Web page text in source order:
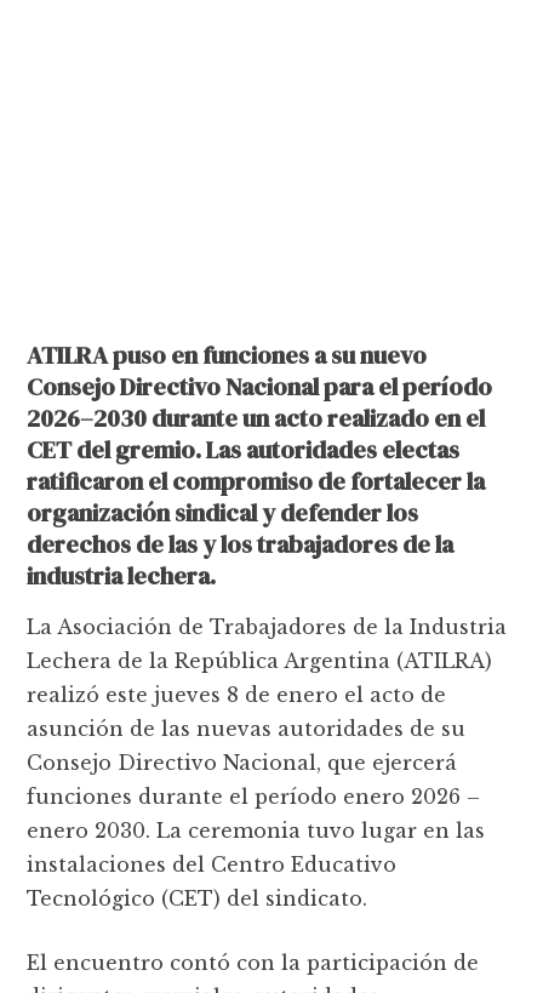
ATILRA puso en funciones a su nuevo
Consejo Directivo Nacional para el período
2026–2030 durante un acto realizado en el
CET del gremio. Las autoridades electas
ratificaron el compromiso de fortalecer la
organización sindical y defender los
derechos de las y los trabajadores de la
industria lechera.
La Asociación de Trabajadores de la Industria
Lechera de la República Argentina (ATILRA)
realizó este jueves 8 de enero el acto de
asunción de las nuevas autoridades de su
Consejo Directivo Nacional, que ejercerá
funciones durante el período enero 2026 –
enero 2030. La ceremonia tuvo lugar en las
instalaciones del Centro Educativo
Tecnológico (CET) del sindicato.
El encuentro contó con la participación de